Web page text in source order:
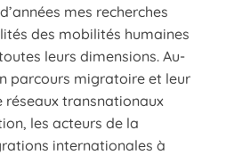
mes recherches
des mobilités humaines
leurs dimensions. Au-
parcours migratoire et leur
réseaux transnationaux
les acteurs de la
internationales à